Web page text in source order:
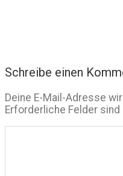
Schreibe einen
Deine E-Mail-Adresse
Erforderliche Felder sind